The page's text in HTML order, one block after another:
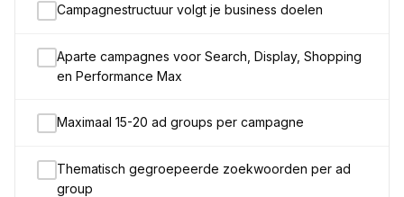
Campagnestructuur volgt je business doelen
Aparte campagnes voor Search, Display, Shopping
en Performance Max
Maximaal 15-20 ad groups per campagne
Thematisch gegroepeerde zoekwoorden per ad
group